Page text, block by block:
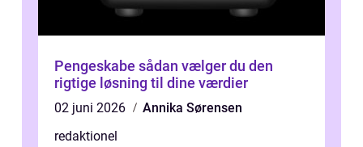
Pengeskabe sådan vælger du den
rigtige løsning til dine værdier
02 juni 2026
Annika Sørensen
redaktionel